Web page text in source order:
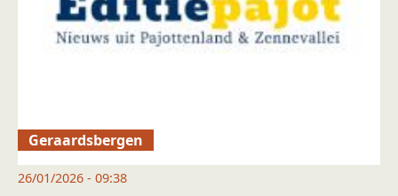
Geraardsbergen
26/01/2026 - 09:38